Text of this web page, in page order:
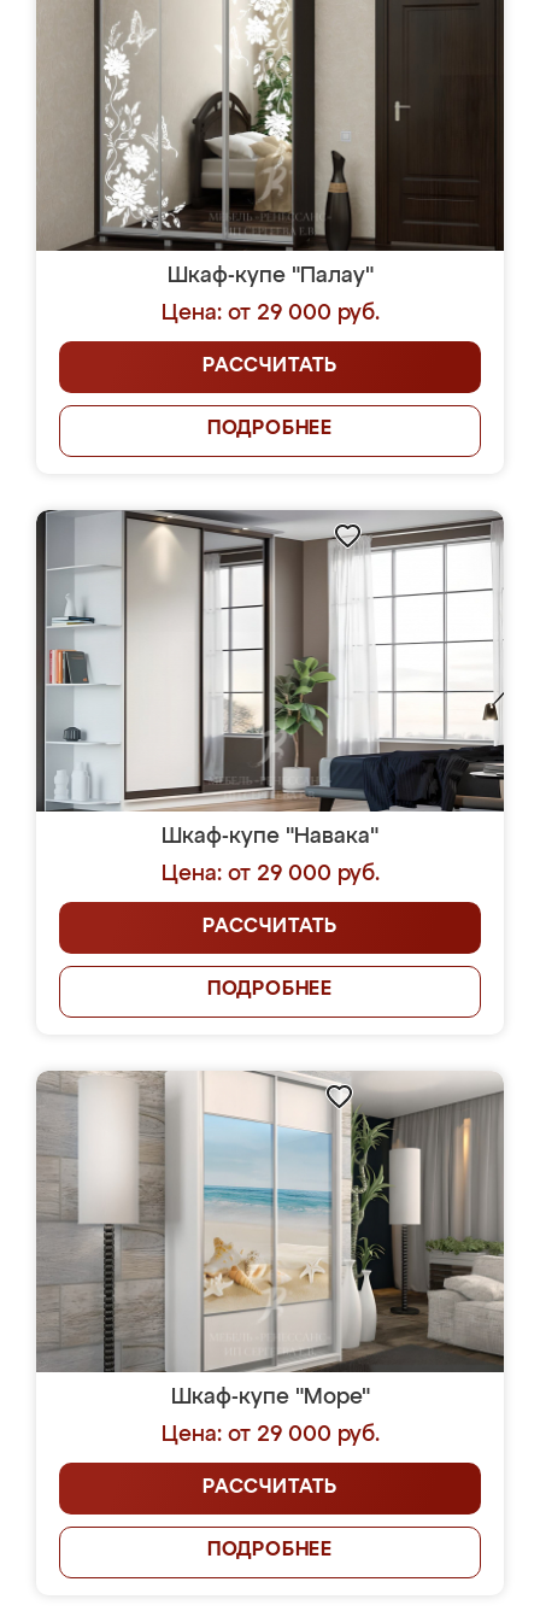
Шкаф-купе "Палау"
Цена: от 29 000 руб.
РАССЧИТАТЬ
ПОДРОБНЕЕ
Шкаф-купе "Навака"
Цена: от 29 000 руб.
РАССЧИТАТЬ
ПОДРОБНЕЕ
Шкаф-купе "Море"
Цена: от 29 000 руб.
РАССЧИТАТЬ
ПОДРОБНЕЕ